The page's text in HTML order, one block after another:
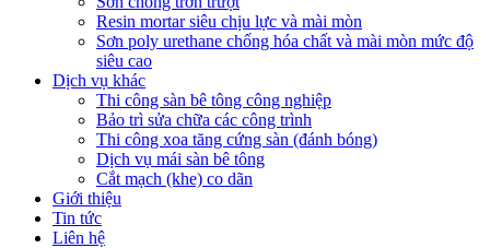
Resin mortar siêu chịu lực và mài mòn
Sơn poly urethane chống hóa chất và mài mòn mức độ
siêu cao
Dịch vụ khác
Thi công sàn bê tông công nghiệp
Bảo trì sửa chữa các công trình
Thi công xoa tăng cứng sàn (đánh bóng)
Dịch vụ mái sàn bê tông
Cắt mạch (khe) co dãn
Giới thiệu
Tin tức
Liên hệ